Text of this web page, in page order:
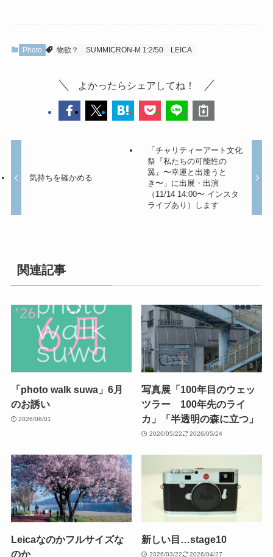
Photo 物欲？ SUMMICRON-M 1:2/50 LEICA
よかったらシェアしてね！
気持ちを確かめる
「チャリティーアート文化
祭『私たちの可能性の
翼』〜幸運と出逢うと
き〜」に出展・出演
（11/14 14:00〜 インスタ
ライブあり）します
関連記事
「photo walk suwa」6月
のお誘い
2026/06/01
写真展「100年目のウェッ
ツラー 100年先のライ
カ」「半透明の森に立つ」
2026/05/22 2026/05/24
Leicaなのかフルサイズな
のか
新しい目…stage10
2026/03/22 2026/04/27